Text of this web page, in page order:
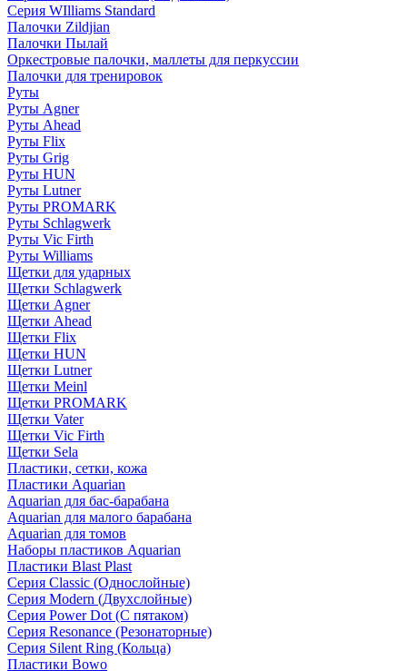
Серия WIlliams Standard
Палочки Zildjian
Палочки Пылай
Оркестровые палочки, маллеты для перкуссии
Палочки для тренировок
Руты
Руты Agner
Руты Ahead
Руты Flix
Руты Grig
Руты HUN
Руты Lutner
Руты PROMARK
Руты Schlagwerk
Руты Vic Firth
Руты Williams
Щетки для ударных
Щетки Schlagwerk
Щетки Agner
Щетки Ahead
Щетки Flix
Щетки HUN
Щетки Lutner
Щетки Meinl
Щетки PROMARK
Щетки Vater
Щетки Vic Firth
Щетки Sela
Пластики, сетки, кожа
Пластики Aquarian
Aquarian для бас-барабана
Aquarian для малого барабана
Aquarian для томов
Наборы пластиков Aquarian
Пластики Blast Plast
Серия Classic (Однослойные)
Серия Modern (Двухслойные)
Серия Power Dot (С пятаком)
Серия Resonance (Резонаторные)
Серия Silent Ring (Кольца)
Пластики Bowo